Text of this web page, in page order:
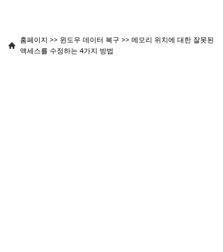
홈페이지 >> 윈도우 데이터 복구 >> 메모리 위치에 대한 잘못된
액세스를 수정하는 4가지 방법